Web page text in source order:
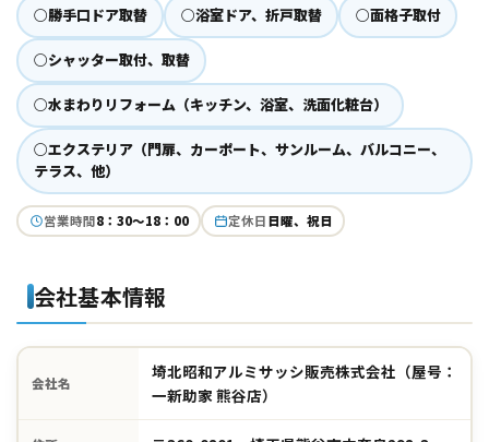
○勝手口ドア取替 ○浴室ドア、折戸取替 ○面格子取付
○シャッター取付、取替
○水まわりリフォーム（キッチン、浴室、洗面化粧台）
○エクステリア（門扉、カーポート、サンルーム、バルコニー、
テラス、他）
営業時間8：30～18：00 定休日日曜、祝日
会社基本情報
会社名
埼北昭和アルミサッシ販売株式会社（屋号：
一新助家 熊谷店）